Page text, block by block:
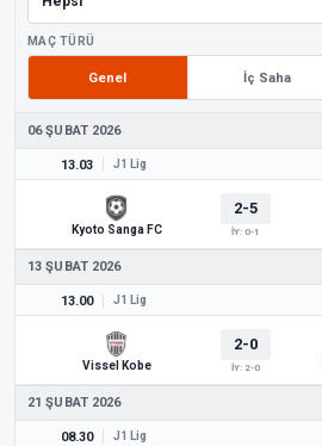
MAÇ TÜRÜ
Genel İç Saha
06 ŞUBAT 2026
13.03 J1 Lig
Kyoto Sanga FC
2-5
İY: 0-1
13 ŞUBAT 2026
13.00 J1 Lig
Vissel Kobe
2-0
İY: 2-0
21 ŞUBAT 2026
08.30 J1 Lig